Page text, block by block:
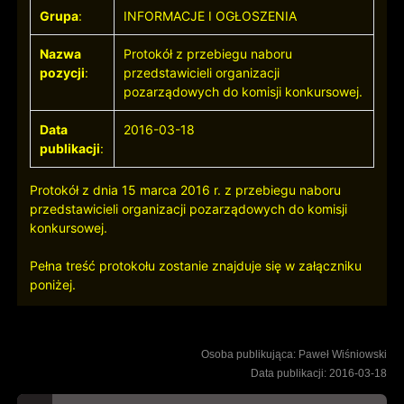
Grupa: INFORMACJE I OGŁOSZENIA
Nazwa
pozycji:
Protokół z przebiegu naboru
przedstawicieli organizacji
pozarządowych do komisji konkursowej.
Data
publikacji:
2016-03-18
Protokół z dnia 15 marca 2016 r. z przebiegu naboru
przedstawicieli organizacji pozarządowych do komisji
konkursowej.
Pełna treść protokołu zostanie znajduje się w załączniku
poniżej.
Osoba publikująca: Paweł Wiśniowski
Data publikacji: 2016-03-18